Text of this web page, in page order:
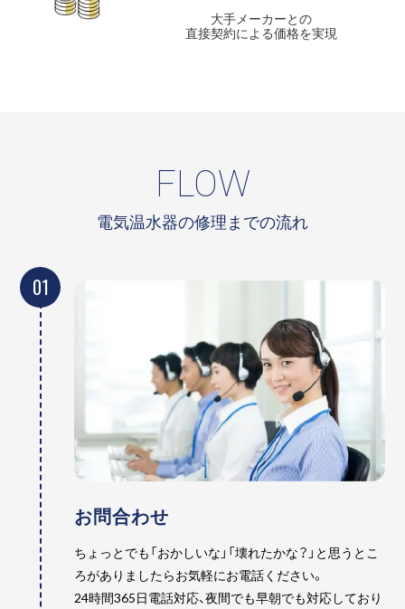
大手メーカーとの
直接契約による価格を実現
FLOW
電気温水器の修理までの流れ
01
お問合わせ
ちょっとでも「おかしいな」「壊れたかな？」と思うとこ
ろがありましたらお気軽にお電話ください。
24時間365日電話対応、夜間でも早朝でも対応しており